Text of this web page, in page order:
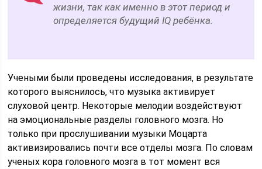
жизни, так как именно в этот период и
определяется будущий IQ ребёнка.
Учеными были проведены исследования, в результате
которого выяснилось, что музыка активирует
слуховой центр. Некоторые мелодии воздействуют
на эмоциональные разделы головного мозга. Но
только при прослушивании музыки Моцарта
активизировались почти все отделы мозга. По словам
ученых кора головного мозга в тот момент вся